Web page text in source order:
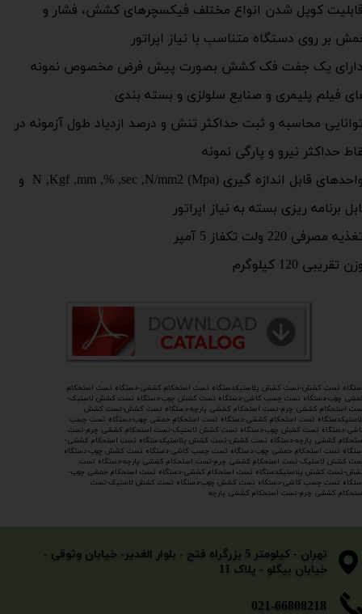
کوپل شدن انواع مختلف فیکسچرهای کشش، فشار و
بر روی دستگاه متناسب با نیاز اپراتور
یک جفت فک کشش بصورت پیش فرض مخصوص نمونه
فیلم پلیمری و صنایع سلولزی و بسته بندی
محاسبه و ثبت حداکثر تنش و درصد ازدیاد طول آزمونه در
حداکثر نیرو و پارگی نمونه
واحدهای قابل اندازه گیری (N ,Kgf ,mm ,% ,sec ,N/mm2 (Mpa و
برنامه ریزی بسته به نیاز اپراتور
مصرفی 220 ولت تکفاز 5 آمپر
تقریبی 120 کیلوگرم
تست کشش-تست کشش پلاستیکدستگاه تست استحکام کششی-دستگاه تست استحکام
چوب-دستگاه تست چسب کاشی-دستگاه تست کشش چوب-دستگاه تست کشش لاستیک-
استحکام کششی چرم-تست استحکام کششی پارچه-دستگاه تست کشش-تست کشش
تست استحکام کششی-دستگاه تست استحکام خمشی چوب-دستگاه تست چسب
دستگاه تست کشش چوب-دستگاه تست کشش لاستیک-تست استحکام کششی چرم-تست
کششی پارچه-دستگاه تست کشش-تست کشش پلاستیکدستگاه تست استحکام کششی-
تست استحکام خمشی چوب-دستگاه تست چسب کاشی-دستگاه تست کشش چوب-دستگاه
کشش لاستیک-تست استحکام کششی چرم-تست استحکام کششی پارچه-دستگاه تست
تست کشش پلاستیکدستگاه تست استحکام کششی-دستگاه تست استحکام خمشی چوب-
تست چسب کاشی-دستگاه تست کشش چوب-دستگاه تست کشش لاستیک-تست
کششی چرم-تست استحکام کششی پارچه
​​​​​021-66808218
​​​​​​​تهران - کیلومتر 5 بزرگراه فتح - بلوار الغدیر- خیابان وثوقی -
خیابان بیگلو - پلاک 11